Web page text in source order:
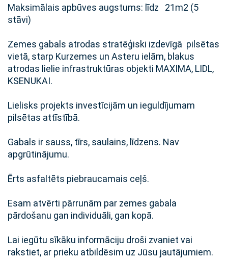
Maksimālais apbūves augstums: līdz 21m2 (5
stāvi)
Zemes gabals atrodas stratēģiski izdevīgā pilsētas
vietā, starp Kurzemes un Asteru ielām, blakus
atrodas lielie infrastruktūras objekti MAXIMA, LIDL,
KSENUKAI.
Lielisks projekts investīcijām un ieguldījumam
pilsētas attīstībā.
Gabals ir sauss, tīrs, saulains, līdzens. Nav
apgrūtinājumu.
Ērts asfaltēts piebraucamais ceļš.
Esam atvērti pārrunām par zemes gabala
pārdošanu gan individuāli, gan kopā.
Lai iegūtu sīkāku informāciju droši zvaniet vai
rakstiet, ar prieku atbildēsim uz Jūsu jautājumiem.